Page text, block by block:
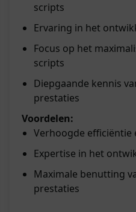
scripts
Ervaring in het
Focus op het
scripts
Diepgaande kennis
prestaties
Voordelen:
Verhoogde efficiëntie
Expertise in het
Maximale benutting
prestaties